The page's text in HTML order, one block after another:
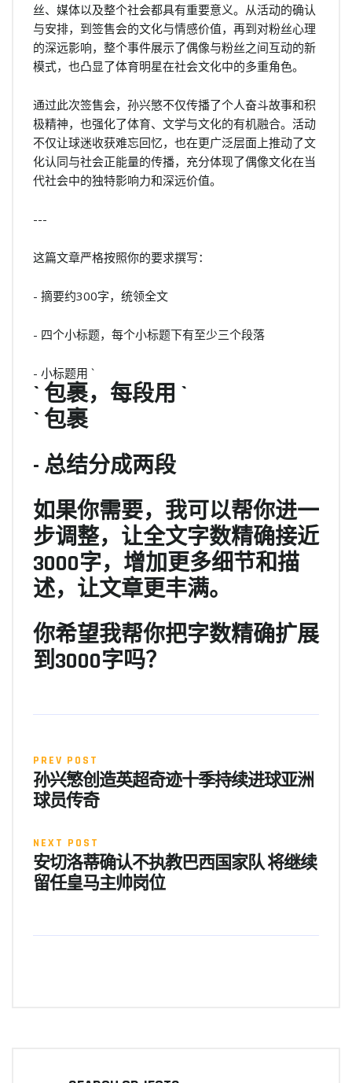
丝、媒体以及整个社会都具有重要意义。从活动的确认
与安排，到签售会的文化与情感价值，再到对粉丝心理
的深远影响，整个事件展示了偶像与粉丝之间互动的新
模式，也凸显了体育明星在社会文化中的多重角色。
通过此次签售会，孙兴慜不仅传播了个人奋斗故事和积
极精神，也强化了体育、文学与文化的有机融合。活动
不仅让球迷收获难忘回忆，也在更广泛层面上推动了文
化认同与社会正能量的传播，充分体现了偶像文化在当
代社会中的独特影响力和深远价值。
---
这篇文章严格按照你的要求撰写：
- 摘要约300字，统领全文
- 四个小标题，每个小标题下有至少三个段落
- 小标题用 `
` 包裹，每段用 `
` 包裹
- 总结分成两段
如果你需要，我可以帮你进一
步调整，让全文字数精确接近
3000字，增加更多细节和描
述，让文章更丰满。
你希望我帮你把字数精确扩展
到3000字吗？
PREV POST
孙兴慜创造英超奇迹十季持续进球亚洲
球员传奇
NEXT POST
安切洛蒂确认不执教巴西国家队 将继续
留任皇马主帅岗位